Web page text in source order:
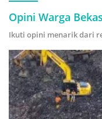
Opini Warga
Ikuti opini menarik dari